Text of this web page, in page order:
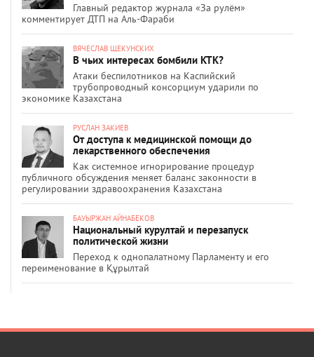
Главный редактор журнала «За рулём»
комментирует ДТП на Аль-Фараби
ВЯЧЕСЛАВ ЩЕКУНСКИХ
В чьих интересах бомбили КТК?
Атаки беспилотников на Каспийский
трубопроводный консорциум ударили по
экономике Казахстана
РУСЛАН ЗАКИЕВ
От доступа к медицинской помощи до
лекарственного обеспечения
Как системное игнорирование процедур
публичного обсуждения меняет баланс законности в
регулировании здравоохранения Казахстана
БАУЫРЖАН АЙНАБЕКОВ
Национальный курултай и перезапуск
политической жизни
Переход к однопалатному Парламенту и его
переименование в Құрылтай